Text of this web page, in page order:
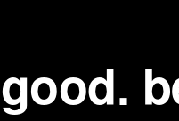
good.